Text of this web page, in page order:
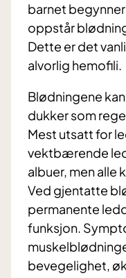
barnet
oppstår
Dette er det
alvorlig hemofili.
Blødningene
dukker som
Mest utsatt for
vektbærende
albuer, men alle
Ved gjentatte
permanente
funksjon.
bevegelighet,